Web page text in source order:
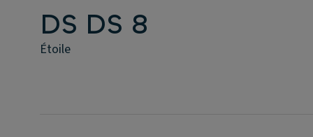
DS DS 8
Étoile